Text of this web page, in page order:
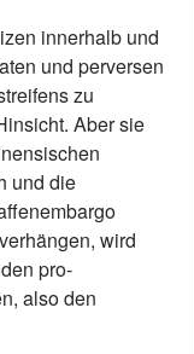
innerhalb und
und perversen
zu
Aber sie
und die
wird
pro-
also den